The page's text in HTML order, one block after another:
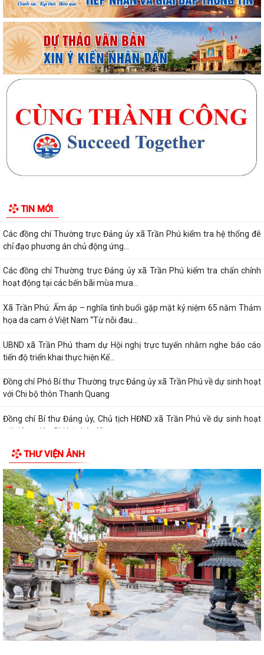
TIN MỚI
UBND xã Trần Phú tổ chức niêm yết và gửi thông báo thu hồi đất để
thực hiện Dự án tuyến đường sắt...
Cụm thi đua số 10 (thuộc Ủy ban MTTQ Việt Nam thành phố) sơ kết
công tác mặt trận 6 tháng đầu năm...
Triển khai kiểm đếm, xác nhận tài sản phục vụ giải phóng mặt bằng
các dự án trọng điểm
đổi số, kỹ năng số cho CBCCVC...
Các đồng chí Thường trực Đảng ủy xã Trần Phú kiểm tra hệ thống đê
chỉ đạo phương án chủ động ứng...
Các đồng chí Thường trực Đảng ủy xã Trần Phú kiểm tra chấn chỉnh
hoạt động tại các bến bãi mùa mưa...
Xã Trần Phú: Ấm áp – nghĩa tình buổi gặp mặt kỷ niệm 65 năm Thảm
họa da cam ở Việt Nam “Từ nỗi đau...
UBND xã Trần Phú tham dự Hội nghị trực tuyến nhằm nghe báo cáo
tiến độ triển khai thực hiện Kế...
Đồng chí Phó Bí thư Thường trực Đảng ủy xã Trần Phú về dự sinh hoạt
với Chi bộ thôn Thanh Quang
Đồng chí Bí thư Đảng ủy, Chủ tịch HĐND xã Trần Phú về dự sinh hoạt
với đảng viên Chi bộ thôn Kim...
Giấy mời tiếp công dân của đồng chí Chủ tịch UBND xã (05/8/2026)
Lịch làm việc của lãnh đạo UBND xã Trần Phú từ ngày 03/8/2026 đến
ngày 09/8/2026
Đồng chí Bí thư Đảng ủy, Chủ tịch HĐND xã tiếp xúc, đối thoại với công
dân định kỳ tháng 8
UBND xã Trần Phú: Gửi thông báo và niêm yết thông báo thu hồi đất và
đối thoại với người dân thôn...
UBND xã Trần Phú gửi thông báo và niêm yết công khai thông báo thu
hồi đất đối với một số hộ dân...
Đảng ủy xã Trần Phú giao ban với Bí thư chi bộ, Trưởng thôn tháng
8/2026
THƯ VIỆN ẢNH